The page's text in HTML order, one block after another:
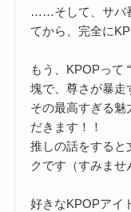
……そして、サバ
てから、完全に
もう、KPOPって
塊で、尊さが暴走
その最高すぎる魅
だきます！！
推しの話をすると
クです（すみま
好きなKPOPアイ